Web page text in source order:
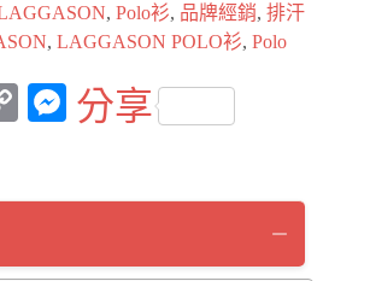
, Polo衫, 品牌經銷, 排汗
, LAGGASON POLO衫, Polo
C
nk
M
er
分享